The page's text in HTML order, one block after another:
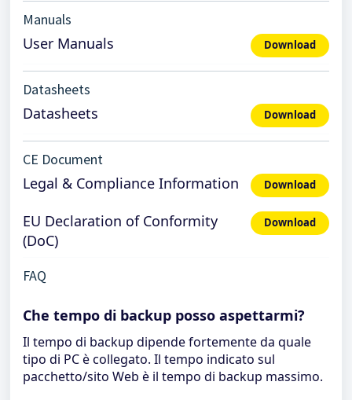
Manuals
User Manuals Download
Datasheets
Datasheets Download
CE Document
Legal & Compliance Information Download
EU Declaration of Conformity
(DoC)
Download
FAQ
Che tempo di backup posso aspettarmi?
Il tempo di backup dipende fortemente da quale
tipo di PC è collegato. Il tempo indicato sul
pacchetto/sito Web è il tempo di backup massimo.